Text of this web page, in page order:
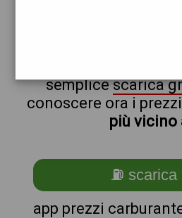
semplicescarica
conoscere ora i
più vicino
⛽ scarica
app prezzi